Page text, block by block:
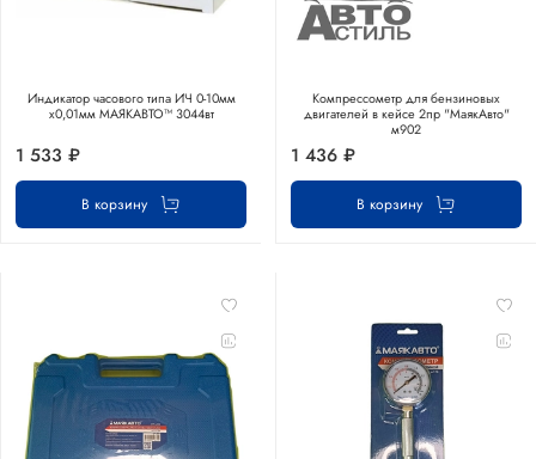
Индикатор часового типа ИЧ 0-10мм
х0,01мм МАЯКАВТО™ 3044вт
1 533 ₽
В корзину
Компрессометр для бензиновых
двигателей в кейсе 2пр "МаякАвто"
м902
1 436 ₽
В корзину